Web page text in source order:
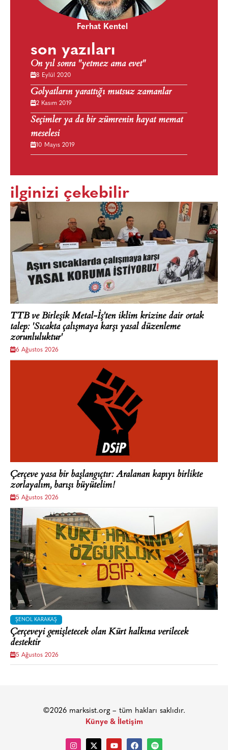
Ferhat Kentel
son yazıları
On yıl sonra "yetmez ama evet"
8 Eylül 2020
Golyatların yarattığı mutsuz zamanlar
2 Kasım 2019
Seçimler ya da bir zümrenin hayat memat
meselesi
10 Mayıs 2019
ilginizi çekebilir
TTB ve Birleşik Metal-İş'ten iklim krizine dair ortak
talep: 'Sıcakta çalışmaya karşı yasal düzenleme
zorunluluktur'
6 Ağustos 2026
Çerçeve yasa bir başlangıçtır: Aralanan kapıyı birlikte
zorlayalım, barışı büyütelim!
5 Ağustos 2026
ŞENOL KARAKAŞ
Çerçeveyi genişletecek olan Kürt halkına verilecek
destektir
5 Ağustos 2026
©2026 marksist.org – tüm hakları saklıdır.
Künye & İletişim